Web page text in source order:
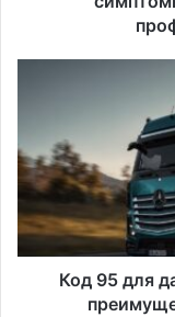
дальнобойщиков:
стоимость
и
преимущества
получения
в
ПольшеКод 95 для